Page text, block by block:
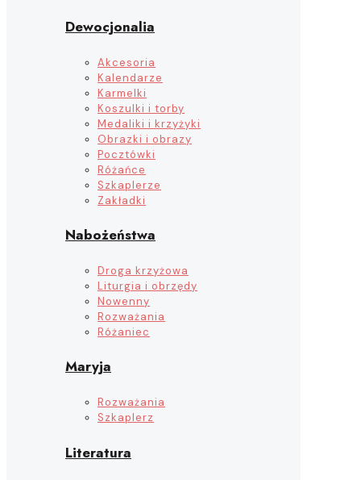
Dewocjonalia
Akcesoria
Kalendarze
Karmelki
Koszulki i torby
Medaliki i krzyżyki
Obrazki i obrazy
Pocztówki
Różańce
Szkaplerze
Zakładki
Nabożeństwa
Droga krzyżowa
Liturgia i obrzędy
Nowenny
Rozważania
Różaniec
Maryja
Rozważania
Szkaplerz
Literatura